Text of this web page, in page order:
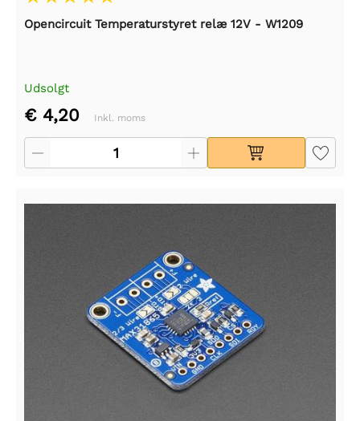
Opencircuit Temperaturstyret relæ 12V - W1209
Udsolgt
€ 4,20 Inkl. moms